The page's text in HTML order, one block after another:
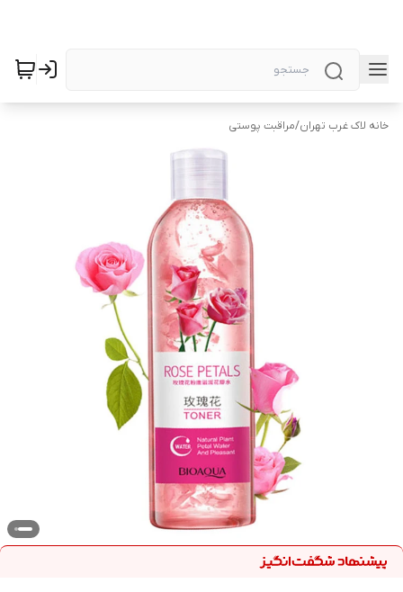
خانه لاک غرب تهران/مراقبت پوستی